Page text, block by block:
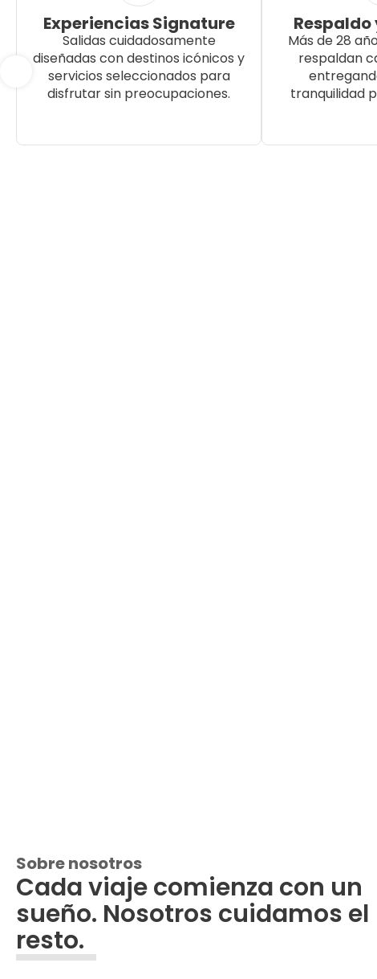
Experiencias Signature
Salidas cuidadosamente
diseñadas con destinos icónicos y
servicios seleccionados para
disfrutar sin preocupaciones.
Más de 28
respaldan
tranquilidad
Sobre nosotros
Cada viaje comienza con un
sueño. Nosotros cuidamos el
resto.